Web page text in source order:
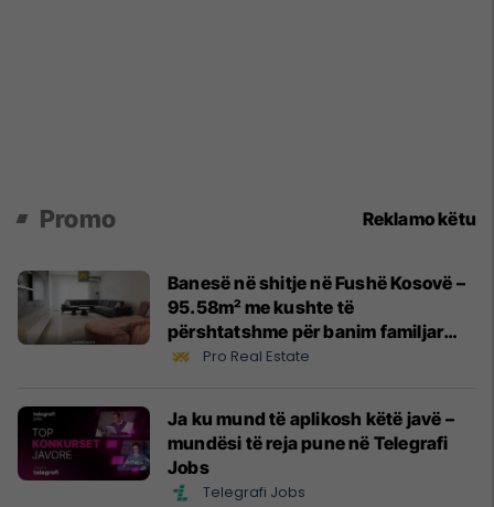
Promo Reklamo këtu
Banesë në shitje në Fushë Kosovë –
95.58m² me kushte të
përshtatshme për banim familjar
#14531Pro Real Estate
Ja ku mund të aplikosh këtë javë –
mundësi të reja pune në Telegrafi
Jobs
Telegrafi Jobs